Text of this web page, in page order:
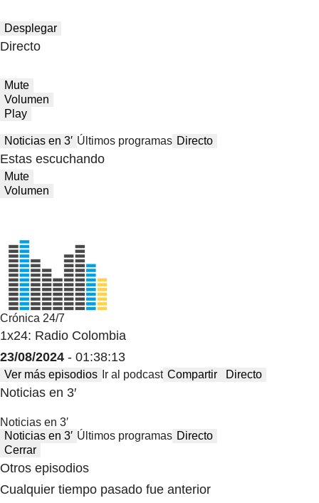
Desplegar
Directo
Mute
Volumen
Play
Noticias en 3′ Últimos programas Directo
Estas escuchando
Mute
Volumen
Crónica 24/7
1x24: Radio Colombia
23/08/2024 - 01:38:13
Ver más episodios Ir al podcast Compartir Directo
Noticias en 3′
Noticias en 3′
Noticias en 3′ Últimos programas Directo
Cerrar
Otros episodios
Cualquier tiempo pasado fue anterior